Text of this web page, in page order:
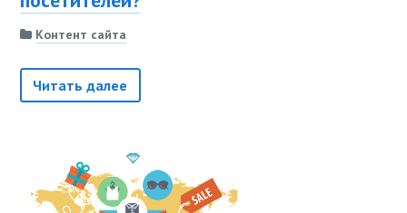
Контент сайта
Читать далее